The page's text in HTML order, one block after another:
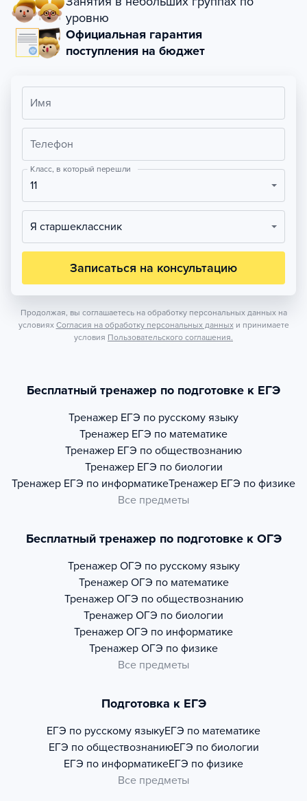
уровню
Официальная гарантия
поступления на бюджет
Имя
Телефон
Класс, в который перешли
11
Я старшеклассник
Записаться на консультацию
Продолжая, вы соглашаетесь на обработку персональных данных на
условиях Согласия на обработку персональных данных и принимаете
условия Пользовательского соглашения.
Бесплатный тренажер по подготовке к ЕГЭ
Тренажер ЕГЭ по русскому языку
Тренажер ЕГЭ по математике
Тренажер ЕГЭ по обществознанию
Тренажер ЕГЭ по биологии
Тренажер ЕГЭ по информатикеТренажер ЕГЭ по физике
Все предметы
Бесплатный тренажер по подготовке к ОГЭ
Тренажер ОГЭ по русскому языку
Тренажер ОГЭ по математике
Тренажер ОГЭ по обществознанию
Тренажер ОГЭ по биологии
Тренажер ОГЭ по информатике
Тренажер ОГЭ по физике
Все предметы
Подготовка к ЕГЭ
ЕГЭ по русскому языкуЕГЭ по математике
ЕГЭ по обществознаниюЕГЭ по биологии
ЕГЭ по информатикеЕГЭ по физике
Все предметы